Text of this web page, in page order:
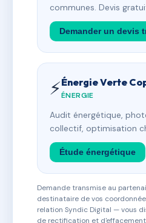
communes. Devis
Demander un devis
⚡Énergie Verte
ÉNERGIE
Audit énergétique,
collectif, optimisation
Étude énergétique
Demande transmise au
destinataire de vos
relation Syndic Digital — vous
de rectification et